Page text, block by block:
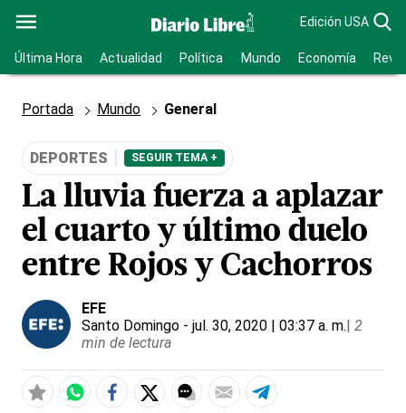
Edición USA
Última Hora Actualidad Política Mundo Economía
Portada Mundo General
DEPORTES SEGUIR TEMA +
La lluvia fuerza a aplazar
el cuarto y último duelo
entre Rojos y Cachorros
EFE
Santo Domingo - jul. 30, 2020 | 03:37 a. m.| 2
min de lectura